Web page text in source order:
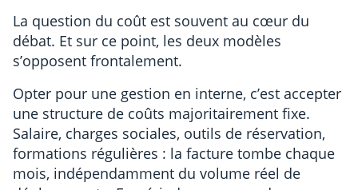
La question du coût est souvent au cœur du
débat. Et sur ce point, les deux modèles
s’opposent frontalement.
Opter pour une gestion en interne, c’est accepter
une structure de coûts majoritairement fixe.
Salaire, charges sociales, outils de réservation,
formations régulières : la facture tombe chaque
mois, indépendamment du volume réel de